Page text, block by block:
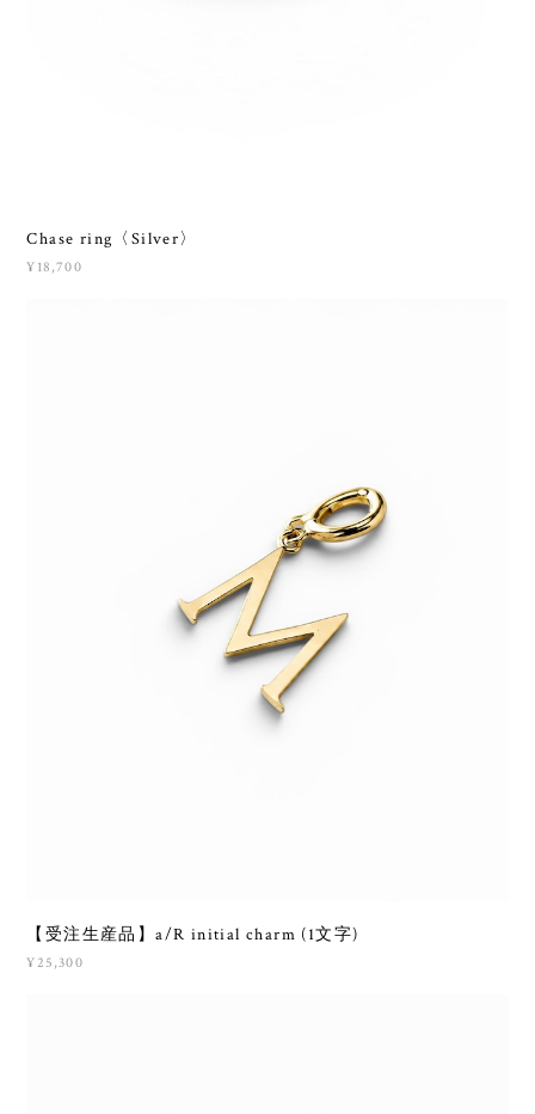
Chase ring〈Silver〉
¥18,700
【受注生産品】a/R initial charm (1文字)
¥25,300